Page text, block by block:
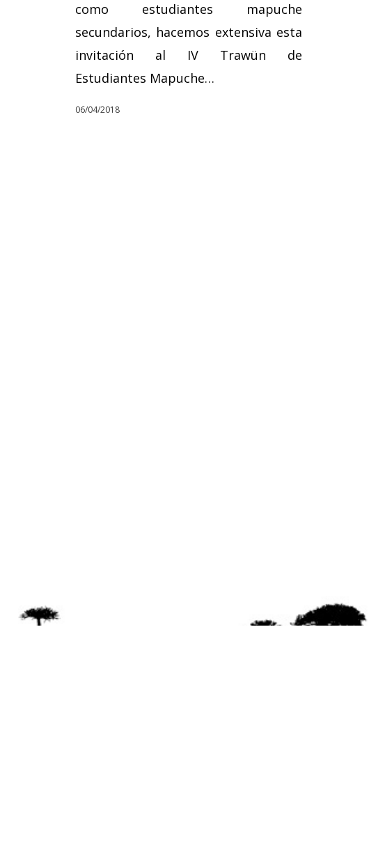
como estudiantes mapuche
secundarios, hacemos extensiva esta
invitación al IV Trawün de
Estudiantes Mapuche…
06/04/2018